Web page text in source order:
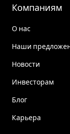
Компаниям
О нас
Наши
Новости
Инвесторам
Блог
Карьера